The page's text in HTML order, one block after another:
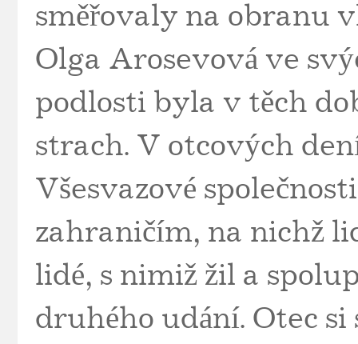
směřovaly na obranu
Olga Arosevová ve
podlosti byla v těch
strach. V otcových
Všesvazové
zahraničím, na nichž
lidé, s nimiž žil a
druhého udání. Otec